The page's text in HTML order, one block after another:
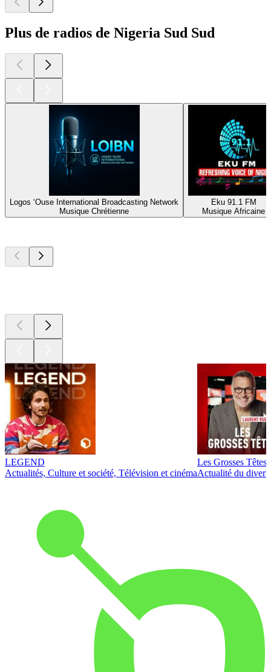
Plus de radios de Nigeria Sud Sud
Logos ‘Ouse International Broadcasting Network
Musique Chrétienne
Eku 91.1 FM
Musique Africaine
LEGEND
Actualités, Culture et société, Télévision et cinéma
Les Grosses Têtes
Actualité du